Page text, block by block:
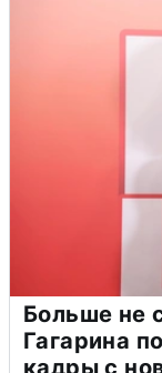
Больше не
Гагарина
кадры с